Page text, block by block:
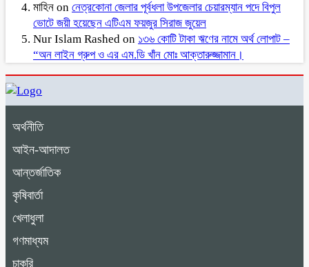
মাহিন on নেত্রকোনা জেলার পূর্বধলা উপজেলার চেয়ারম্যান পদে বিপুল
ভোটে জয়ী হয়েছেন এটিএম ফয়জুর সিরাজ জুয়েল
Nur Islam Rashed on ১৩৬ কোটি টাকা ঋণের নামে অর্থ লোপাট –
“অন লাইন গ্রুপ ও এর এম.ডি খাঁন মোঃ আক্তারুজ্জামান।
অর্থনীতি
আইন-আদালত
আন্তর্জাতিক
কৃষিবার্তা
খেলাধুলা
গণমাধ্যম
চাকুরি